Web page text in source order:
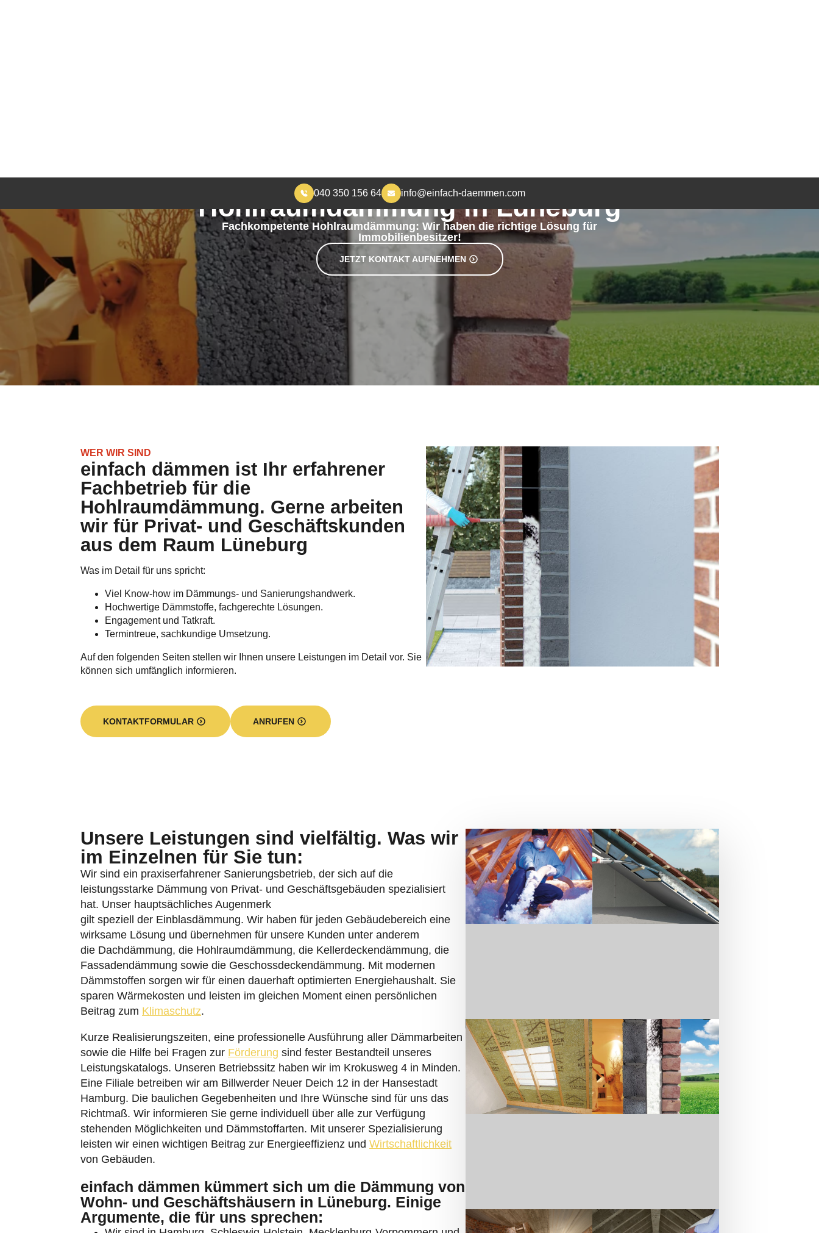
Umschalten auf hohe Kontraste
MEHR WOHNKOMFORT, WENIGER HEIZKOSTEN
Hohlraumdämmung in Lüneburg
Fachkompetente Hohlraumdämmung: Wir haben die richtige Lösung für
Immobilienbesitzer!
JETZT KONTAKT AUFNEHMEN
WER WIR SIND
einfach dämmen ist Ihr erfahrener
Fachbetrieb für die
Hohlraumdämmung. Gerne arbeiten
wir für Privat- und Geschäftskunden
aus dem Raum Lüneburg
Was im Detail für uns spricht:
Viel Know-how im Dämmungs- und Sanierungshandwerk.
Hochwertige Dämmstoffe, fachgerechte Lösungen.
Engagement und Tatkraft.
Termintreue, sachkundige Umsetzung.
Auf den folgenden Seiten stellen wir Ihnen unsere Leistungen im Detail vor. Sie
können sich umfänglich informieren.
KONTAKTFORMULAR ANRUFEN
Unsere Leistungen sind vielfältig. Was wir
im Einzelnen für Sie tun:
Wir sind ein praxiserfahrener Sanierungsbetrieb, der sich auf die
leistungsstarke Dämmung von Privat- und Geschäftsgebäuden spezialisiert
hat. Unser hauptsächliches Augenmerk
gilt speziell der Einblasdämmung. Wir haben für jeden Gebäudebereich eine
wirksame Lösung und übernehmen für unsere Kunden unter anderem
die Dachdämmung, die Hohlraumdämmung, die Kellerdeckendämmung, die
Fassadendämmung sowie die Geschossdeckendämmung. Mit modernen
Dämmstoffen sorgen wir für einen dauerhaft optimierten Energiehaushalt. Sie
sparen Wärmekosten und leisten im gleichen Moment einen persönlichen
Beitrag zum Klimaschutz.
Kurze Realisierungszeiten, eine professionelle Ausführung aller Dämmarbeiten
sowie die Hilfe bei Fragen zur Förderung sind fester Bestandteil unseres
Leistungskatalogs. Unseren Betriebssitz haben wir im Krokusweg 4 in Minden.
Eine Filiale betreiben wir am Billwerder Neuer Deich 12 in der Hansestadt
Hamburg. Die baulichen Gegebenheiten und Ihre Wünsche sind für uns das
Richtmaß. Wir informieren Sie gerne individuell über alle zur Verfügung
stehenden Möglichkeiten und Dämmstoffarten. Mit unserer Spezialisierung
leisten wir einen wichtigen Beitrag zur Energieeffizienz und Wirtschaftlichkeit
von Gebäuden.
einfach dämmen kümmert sich um die Dämmung von
Wohn- und Geschäftshäusern in Lüneburg. Einige
Argumente, die für uns sprechen: